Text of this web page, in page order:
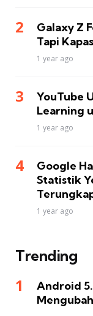
Galaxy Z
Tapi
1 year ago
YouTube
Learning
1 year ago
Google
Statistik
1 year ago
Trending
Android